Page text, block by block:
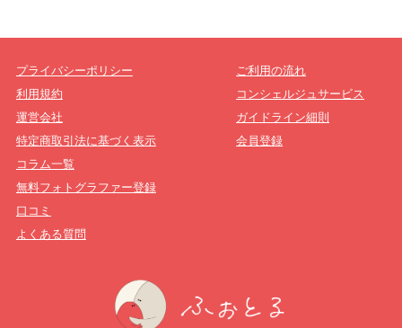
プライバシーポリシー
利用規約
運営会社
特定商取引法に基づく表示
ご利用の流れ
コンシェルジュサービス
ガイドライン細則
会員登録
コラム一覧
無料フォトグラファー登録
口コミ
よくある質問